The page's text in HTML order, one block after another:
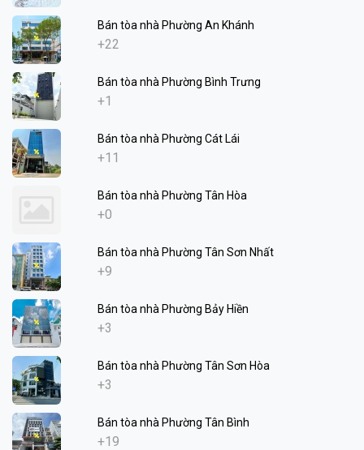
Bán tòa nhà Phường An Khánh
+22
Bán tòa nhà Phường Bình Trưng
+1
Bán tòa nhà Phường Cát Lái
+11
Bán tòa nhà Phường Tân Hòa
+0
Bán tòa nhà Phường Tân Sơn Nhất
+9
Bán tòa nhà Phường Bảy Hiền
+3
Bán tòa nhà Phường Tân Sơn Hòa
+3
Bán tòa nhà Phường Tân Bình
+19